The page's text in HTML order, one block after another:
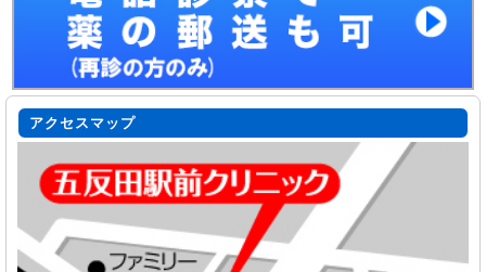
アクセスマップ